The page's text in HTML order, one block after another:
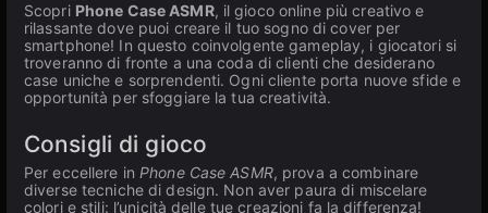
Scopri Phone Case ASMR, il gioco online più creativo e
rilassante dove puoi creare il tuo sogno di cover per
smartphone! In questo coinvolgente gameplay, i giocatori si
troveranno di fronte a una coda di clienti che desiderano
case uniche e sorprendenti. Ogni cliente porta nuove sfide e
opportunità per sfoggiare la tua creatività.
Consigli di gioco
Per eccellere in Phone Case ASMR, prova a combinare
diverse tecniche di design. Non aver paura di miscelare
colori e stili: l’unicità delle tue creazioni fa la differenza!